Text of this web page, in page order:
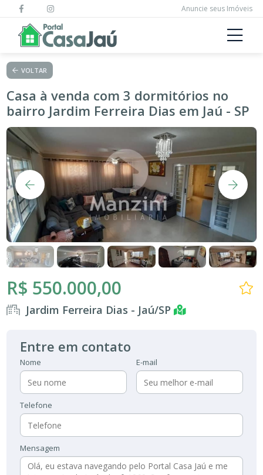
Anuncie seus Imóveis
VOLTAR
Casa à venda com 3 dormitórios no
bairro Jardim Ferreira Dias em Jaú - SP
R$ 550.000,00
Jardim Ferreira Dias - Jaú/SP
Entre em contato
Nome E-mail
Telefone
Mensagem